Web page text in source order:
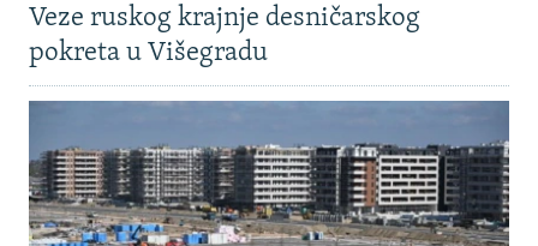
Veze ruskog krajnje desničarskog
pokreta u Višegradu